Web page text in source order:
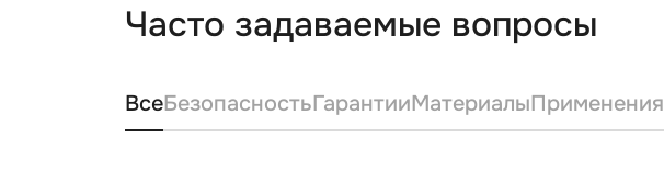
Часто задаваемые вопросы
ВсеБезопасностьГарантииМатериалыПрименения